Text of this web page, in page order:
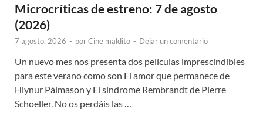
Microcríticas de estreno: 7 de agosto
(2026)
7 agosto, 2026 - porCine maldito - Dejar un comentario
Un nuevo mes nos presenta dos películas imprescindibles
para este verano como son El amor que permanece de
Hlynur Pálmason y El síndrome Rembrandt de Pierre
Schoeller. No os perdáis las …